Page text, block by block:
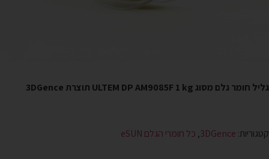
גליל חומר גלם מסוג ULTEM DP AM9085F 1 kg תוצרת 3DGence
קטגוריות: 3DGence
, כל חומרי הגלם eSUN